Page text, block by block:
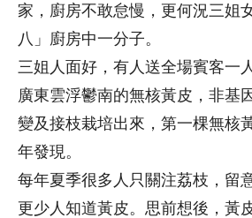
家，廚房不敢怠慢，更何況三姐
八」廚房中一分子。
三姐人面好，有人送全場賓客一
廣東雲浮鬱南的無核黃皮，非基
變及接枝栽培出來，第一棵無核
年發現。
每年夏季很多人只關注荔枝，留
更少人知道黃皮。思前想後，黃